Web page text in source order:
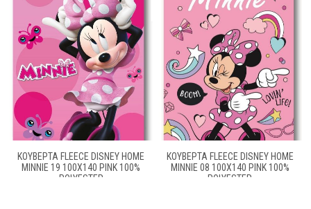
ΚΟΥΒΈΡΤΑ FLEECE DISNEY HOME
MINNIE 19 100X140 PINK 100%
POLYESTER
ΚΟΥΒΈΡΤΑ FLEECE DISNEY HOME
MINNIE 08 100X140 PINK 100%
POLYESTER